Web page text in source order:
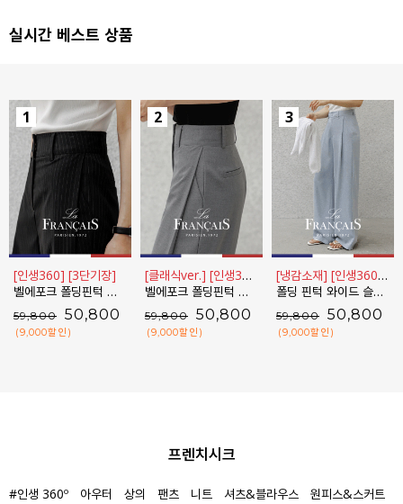
실시간 베스트 상품
[인생360] [3단기장]
벨에포크 폴딩핀턱 스트라이프 와이드 슬랙스_F6S238SL
59,800 50,800
(9,000할인 )
[클래식ver.] [인생360] [3단기장]
벨에포크 폴딩핀턱 와이드 슬랙스_F6H448SL
59,800 50,800
(9,000할인 )
[냉감소재] [인생360] [3단기장]
폴딩 핀턱 와이드 슬랙스_F6H425SL
59,800 50,800
(9,000할인 )
프렌치시크
#인생 360º 아우터 상의 팬츠 니트 셔츠&블라우스
원피스&스커트